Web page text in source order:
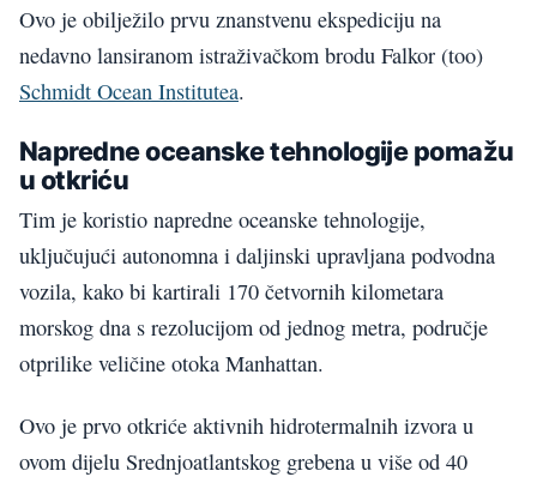
Ovo je obilježilo prvu znanstvenu ekspediciju na
nedavno lansiranom istraživačkom brodu Falkor (too)
Schmidt Ocean Institutea.
Napredne oceanske tehnologije pomažu
u otkriću
Tim je koristio napredne oceanske tehnologije,
uključujući autonomna i daljinski upravljana podvodna
vozila, kako bi kartirali 170 četvornih kilometara
morskog dna s rezolucijom od jednog metra, područje
otprilike veličine otoka Manhattan.
Ovo je prvo otkriće aktivnih hidrotermalnih izvora u
ovom dijelu Srednjoatlantskog grebena u više od 40